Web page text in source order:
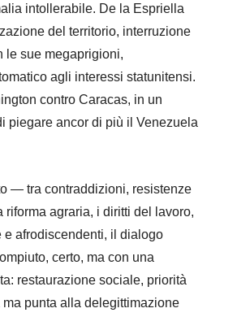
intollerabile. De la Espriella
del territorio, interruzione
le sue megaprigioni,
agli interessi statunitensi.
contro Caracas, in un
piegare ancor di più il Venezuela
— tra contraddizioni, resistenze
agraria, i diritti del lavoro,
e afrodiscendenti, il dialogo
certo, ma con una
restaurazione sociale, priorità
punta alla delegittimazione